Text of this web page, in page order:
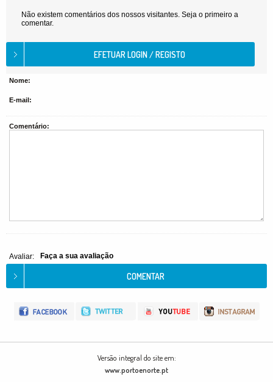
Não existem comentários dos nossos visitantes. Seja o primeiro a
comentar.
Nome:
E-mail:
Comentário:
Avaliar: Faça a sua avaliação
Versão integral do site em:
www.portoenorte.pt